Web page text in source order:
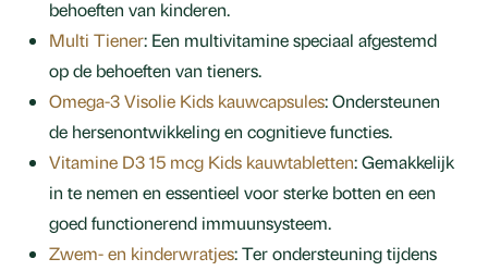
behoeften van kinderen.
Multi Tiener: Een multivitamine speciaal afgestemd
op de behoeften van tieners.
Omega-3 Visolie Kids kauwcapsules: Ondersteunen
de hersenontwikkeling en cognitieve functies.
Vitamine D3 15 mcg Kids kauwtabletten: Gemakkelijk
in te nemen en essentieel voor sterke botten en een
goed functionerend immuunsysteem.
Zwem- en kinderwratjes: Ter ondersteuning tijdens